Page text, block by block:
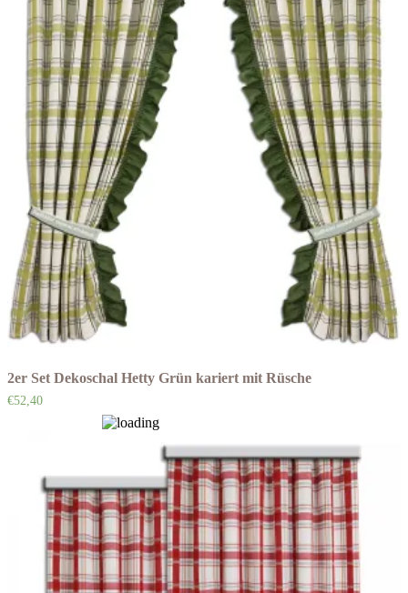
2er Set Dekoschal Hetty Grün kariert mit Rüsche
€52,40